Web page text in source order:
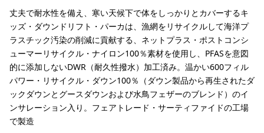
丈夫で耐水性を備え、寒い天候下で体をしっかりとカバーするキ
ッズ・ダウンドリフト・パーカは、漁網をリサイクルして海洋プ
ラスチック汚染の削減に貢献する、ネットプラス・ポストコンシ
ューマーリサイクル・ナイロン100％素材を使用し、PFASを意図
的に添加しないDWR（耐久性撥水）加工済み。温かい600フィル
パワー・リサイクル・ダウン100％（ダウン製品から再生されたダ
ックダウンとグースダウンおよび水鳥フェザーのブレンド）のイ
ンサレーション入り。フェアトレード・サーティファイドの工場
で製造